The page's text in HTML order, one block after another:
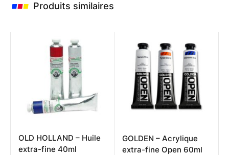
Produits similaires
OLD HOLLAND – Huile
extra-fine 40ml
GOLDEN – Acrylique
extra-fine Open 60ml